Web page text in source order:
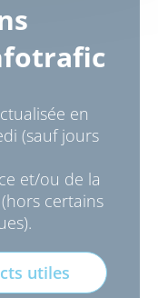
en
(sauf jours
et/ou de la
certains
utiles